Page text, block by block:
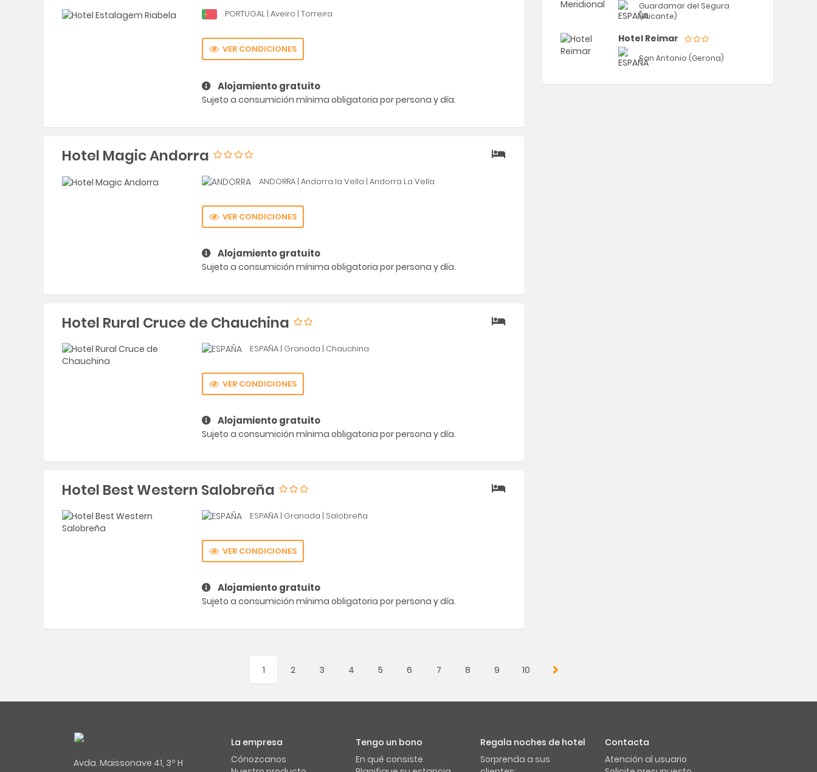
Guardamar del Segura
(Alicante)
Hotel Reimar
San Antonio (Gerona)
PORTUGAL | Aveiro | Torreira
VER CONDICIONES
Alojamiento gratuito
Sujeto a consumición mínima obligatoria por persona y día.
Hotel Magic Andorra
ANDORRA | Andorra la Vella | Andorra La Vella
VER CONDICIONES
Alojamiento gratuito
Sujeto a consumición mínima obligatoria por persona y día.
Hotel Rural Cruce de Chauchina
ESPAÑA | Granada | Chauchina
VER CONDICIONES
Alojamiento gratuito
Sujeto a consumición mínima obligatoria por persona y día.
Hotel Best Western Salobreña
ESPAÑA | Granada | Salobreña
VER CONDICIONES
Alojamiento gratuito
Sujeto a consumición mínima obligatoria por persona y día.
1 2 3 4 5 6 7 8 9 10
Avda. Maissonave 41, 3º H
La empresa
Cónozcanos
Tengo un bono
En qué consiste
Regala noches de hotel
Sorprenda a sus
Contacta
Atención al usuario